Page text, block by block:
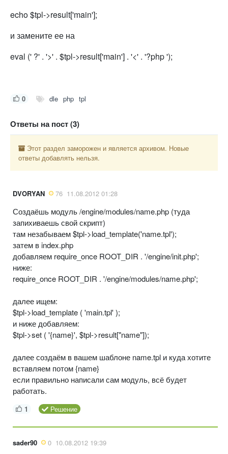
echo $tpl->result['main'];
и замените ее на
eval (' ?' . '>' . $tpl->result['main'] . '<' . '?php ');
0 dle php tpl
Ответы на пост (3)
Этот раздел заморожен и является архивом. Новые
ответы добавлять нельзя.
DVORYAN 76 11.08.2012 01:28
Создаёшь модуль /engine/modules/name.php (туда
запихиваешь свой скрипт)
там незабываем $tpl->load_template('name.tpl');
затем в index.php
добавляем require_once ROOT_DIR . '/engine/init.php';
ниже:
require_once ROOT_DIR . '/engine/modules/name.php';
далее ищем:
$tpl->load_template ( 'main.tpl' );
и ниже добавляем:
$tpl->set ( '{name}', $tpl->result["name"]);
далее создаём в вашем шаблоне name.tpl и куда хотите
вставляем потом {name}
если правильно написали сам модуль, всё будет
работать.
1 Решение
sader90 0 10.08.2012 19:39